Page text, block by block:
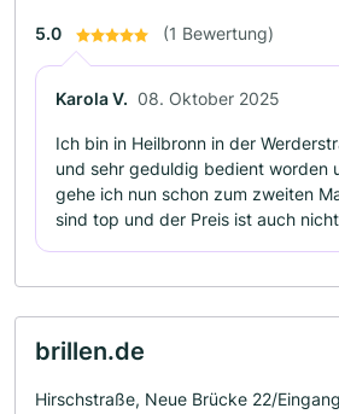
5.0 (1 Bewertung)
Karola V. 08. Oktober 2025
Ich bin in Heilbronn in der
und sehr geduldig bedient worden
gehe ich nun schon zum zweiten
sind top und der Preis ist auch
brillen.de
Hirschstraße, Neue Brücke 22/